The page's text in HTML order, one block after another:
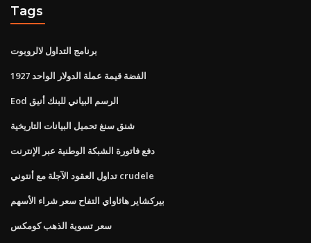
Tags
برنامج التداول لالروبوت
1927 الفضة قيمة عملة الدولار الواحد
Eod الرسم البياني للبنك أنيق
شنق سنغ تحميل البيانات التاريخية
دفع فاتورة الشبكة الوطنية عبر الإنترنت
تداول العقود الآجلة مع أنتوني crudele
بيركشاير هاثاواي التفاح سعر شراء الأسهم
سعر تسوية الذهب كومكس